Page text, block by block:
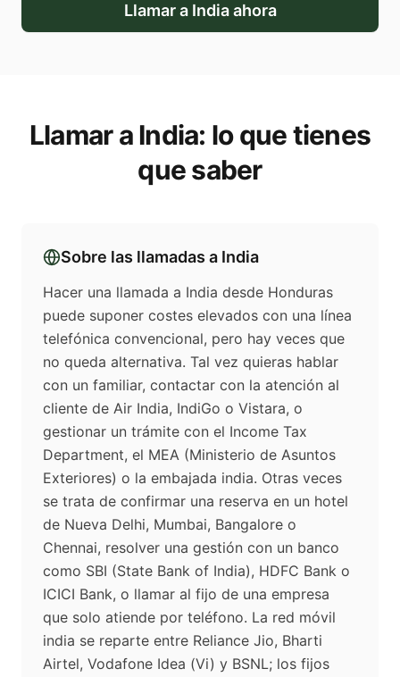
Llamar a Indiaahora
Llamar aIndia: lo que tienes
que saber
Sobre las llamadas a India
Hacer una llamada a India desde Honduras
puede suponer costes elevados con una línea
telefónica convencional, pero hay veces que
no queda alternativa. Tal vez quieras hablar
con un familiar, contactar con la atención al
cliente de Air India, IndiGo o Vistara, o
gestionar un trámite con el Income Tax
Department, el MEA (Ministerio de Asuntos
Exteriores) o la embajada india. Otras veces
se trata de confirmar una reserva en un hotel
de Nueva Delhi, Mumbai, Bangalore o
Chennai, resolver una gestión con un banco
como SBI (State Bank of India), HDFC Bank o
ICICI Bank, o llamar al fijo de una empresa
que solo atiende por teléfono. La red móvil
india se reparte entre Reliance Jio, Bharti
Airtel, Vodafone Idea (Vi) y BSNL; los fijos